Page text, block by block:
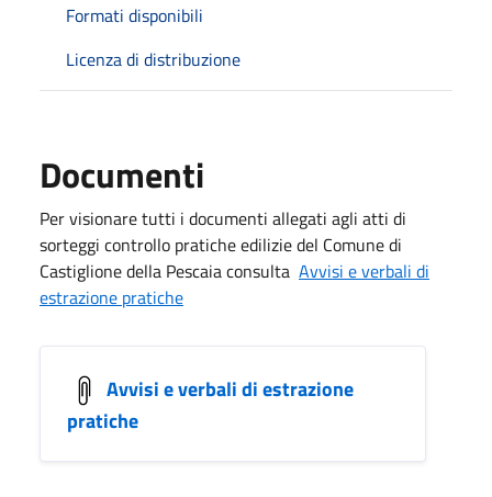
Formati disponibili
Licenza di distribuzione
Documenti
Per visionare tutti i documenti allegati agli atti di
sorteggi controllo pratiche edilizie del Comune di
Castiglione della Pescaia consulta Avvisi e verbali di
estrazione pratiche
Avvisi e verbali di estrazione
pratiche